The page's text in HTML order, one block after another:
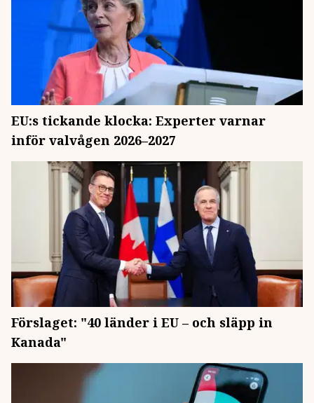
EU:s tickande klocka: Experter varnar
inför valvågen 2026–2027
Förslaget: "40 länder i EU – och släpp in
Kanada"